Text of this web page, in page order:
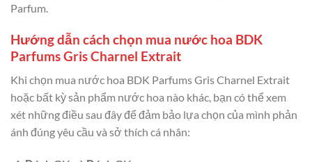
Parfum.
Hướng dẫn cách chọn mua nước hoa BDK
Parfums Gris Charnel Extrait
Khi chọn mua nước hoa BDK Parfums Gris Charnel Extrait
hoặc bất kỳ sản phẩm nước hoa nào khác, bạn có thể xem
xét những điều sau đây để đảm bảo lựa chọn của mình phản
ánh đúng yêu cầu và sở thích cá nhân: